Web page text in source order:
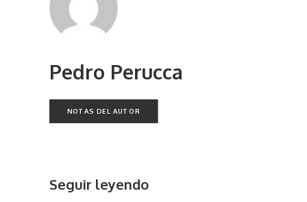
Pedro Perucca
NOTAS DEL AUTOR
Seguir leyendo